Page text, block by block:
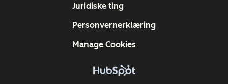
Juridiske ting
Personvernerklæring
Manage Cookies